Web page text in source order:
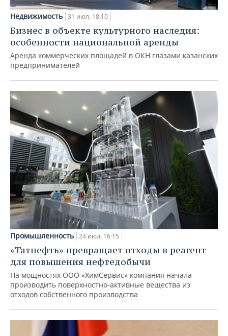
Недвижимость 31 июл, 18:10
Бизнес в объекте культурного наследия:
особенности национальной аренды
Аренда коммерческих площадей в ОКН глазами казанских
предпринимателей
Промышленность 24 июл, 16:15
«Татнефть» превращает отходы в реагент
для повышения нефтедобычи
На мощностях ООО «ХимСервис» компания начала
производить поверхностно-активные вещества из
отходов собственного производства